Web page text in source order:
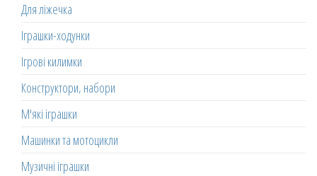
Для ліжечка
Іграшки-ходунки
Ігрові килимки
Конструктори, набори
М'які іграшки
Машинки та мотоцикли
Музичні іграшки